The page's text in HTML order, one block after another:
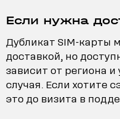
Если нужна
Дубликат SIM-карты
доставкой, но
зависит от региона и
случая. Если хотите
это до визита в